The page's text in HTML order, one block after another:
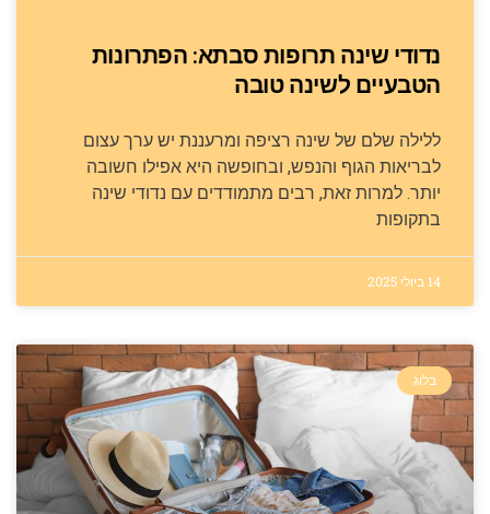
נדודי שינה תרופות סבתא: הפתרונות
הטבעיים לשינה טובה
ללילה שלם של שינה רציפה ומרעננת יש ערך עצום
לבריאות הגוף והנפש, ובחופשה היא אפילו חשובה
יותר. למרות זאת, רבים מתמודדים עם נדודי שינה
בתקופות
14 ביולי 2025
בלוג